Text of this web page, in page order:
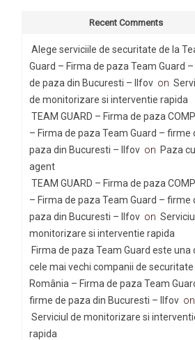
Recent Comments
Alege serviciile de securitate de la
Guard – Firma de paza Team Guard
de paza din Bucuresti – Ilfov on
de monitorizare si interventie rapida
TEAM GUARD – Firma de paza
– Firma de paza Team Guard – firme
paza din Bucuresti – Ilfov on Paza cu
agent
TEAM GUARD – Firma de paza
– Firma de paza Team Guard – firme
paza din Bucuresti – Ilfov on
monitorizare si interventie rapida
Firma de paza Team Guard este una
cele mai vechi companii de securitate
România – Firma de paza Team
firme de paza din Bucuresti – Ilfov on
Serviciul de monitorizare si
rapida